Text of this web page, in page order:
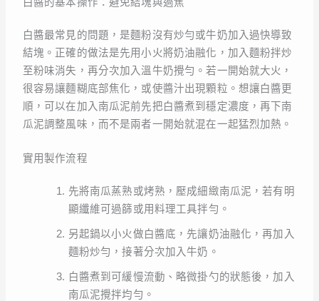
白醬最常見的問題，是麵粉沒有炒勻或牛奶加入過快導致
結塊。正確的做法是先用小火將奶油融化，加入麵粉拌炒
至粉味消失，再分次加入溫牛奶攪勻。若一開始就大火，
很容易讓麵糊底部焦化，或使醬汁出現顆粒。想讓白醬更
順，可以在加入南瓜泥前先把白醬煮到穩定濃度，再下南
瓜泥調整風味，而不是兩者一開始就混在一起猛烈加熱。
實用製作流程
先將南瓜蒸熟或烤熟，壓成細緻南瓜泥，若有明
顯纖維可過篩或用料理工具拌勻。
另起鍋以小火做白醬底，先讓奶油融化，再加入
麵粉炒勻，接著分次加入牛奶。
白醬煮到可緩慢流動、略微掛勺的狀態後，加入
南瓜泥攪拌均勻。